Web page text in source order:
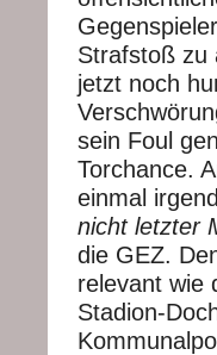
Strafstoß zu
jetzt noch
sein Foul
Torchance.
einmal
nicht letzter
die GEZ.
relevant wie
Stadion-